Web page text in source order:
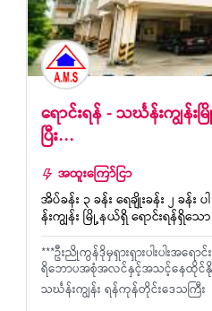
ရောင်းရန် - သင်္ဃန်းကျွန်
ပြီး…
အထူးကြော်ငြာ
အိပ်ခန်း ၃ ခန်း ရေချိုးခန်း ၂ ခန်
န်းကျွန်း မြို့နယ်ရှိ ရောင်းရန်ရှိသ
***ဦးညိုကွန်ဒိုမှရှားရှားပါးပါးအရေ
ရိဘောပအစုံအလင်နှင့်အသင့်နေထိုင်
သင်္ဃန်းကျွန်း ရန်ကုန်တိုင်းဒေသကြီး